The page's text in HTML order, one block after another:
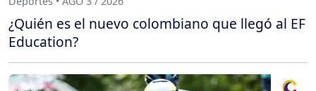
¿Quién es el nuevo colombiano que llegó al EF
Education?